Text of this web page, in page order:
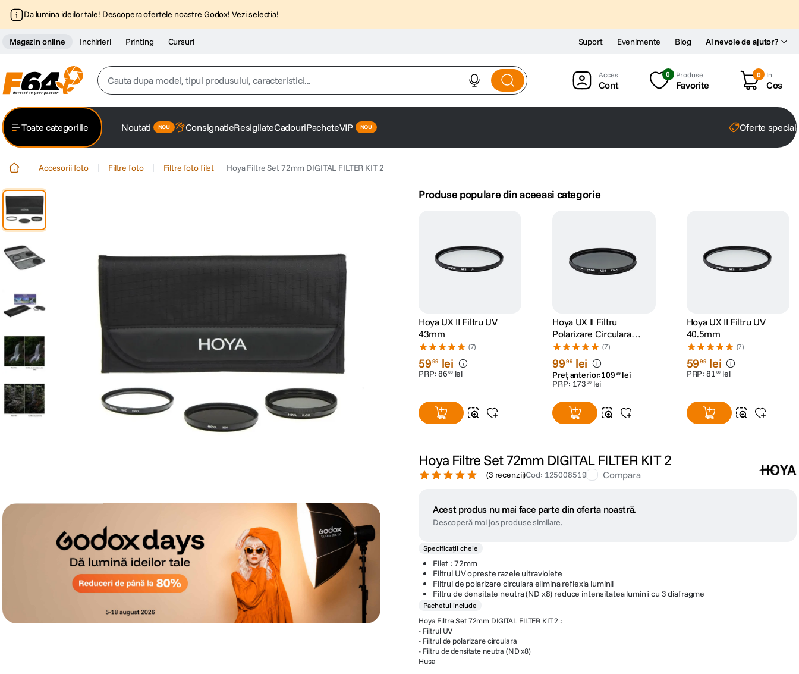
Da lumina ideilor tale! Descopera ofertele noastre Godox! Vezi selectia!
Magazin online Inchirieri Printing Cursuri Ai nevoie de ajutor?
Suport Evenimente Blog
Cauta dupa model, tipul produsului, caracteristici...
2 trepied
5. canon sx740 hs
9. dji osmo
insta 360
Cont
0 Produse
Favorite
0 In
Cos
Toate categoriile Noutati ConsignatieResigilateCadouriPacheteVIP Oferte
Accesorii foto Filtre foto Filtre foto filet Hoya Filtre Set 72mm DIGITAL FILTER KIT 2
Produse populare din aceeasi categorie
Hoya UX II Filtru UV
43mm
(7)
5999 lei
PRP:86 00 lei
Hoya UX II Filtru
Polarizare Circulara
58mm
(7)
9999 lei
Preț anterior:109 99 lei
PRP: 173 00 lei
Hoya UX II Filtru UV
40.5mm
(7)
5999 lei
PRP: 81 00 lei
Hoya Filtre Set 72mm DIGITAL FILTER KIT 2
(3 recenzii)Cod: 125008519 Compara
Acest produs nu mai face parte din oferta noastră.
Descoperă mai jos produse similare.
Specificații cheie
Filet : 72mm
Filtrul UV opreste razele ultraviolete
Filtrul de polarizare circulara elimina reflexia luminii
Filtru de densitate neutra (ND x8) reduce intensitatea luminii cu 3 diafragme
Pachetul include
Hoya Filtre Set 72mm DIGITAL FILTER KIT 2 :
- Filtrul UV
- Filtrul de polarizare circulara
- Filtru de densitate neutra (ND x8)
Husa